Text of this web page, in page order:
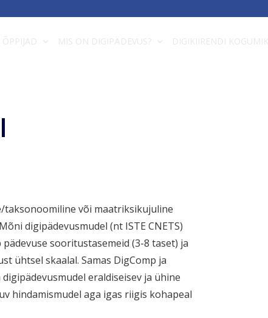
ÕPPIJAD MIS ON DIGIPÄDEVUS? DIGIKIIRENDI KOGUMIK
või maatriksikujuline
digipädevusmudel (nt ISTE CNETS)
sooritustasemeid (3-8 taset) ja
ühtsel skaalal. Samas DigComp ja
eraldiseisev ja ühine
hindamismudel aga igas riigis kohapeal